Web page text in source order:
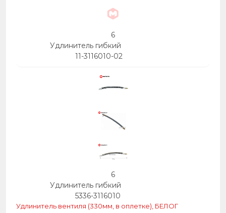
6
Удлинитель гибкий
11-3116010-02
6
Удлинитель гибкий
5336-3116010
Удлинитель вентиля (330мм, в оплетке), БЕЛОГ